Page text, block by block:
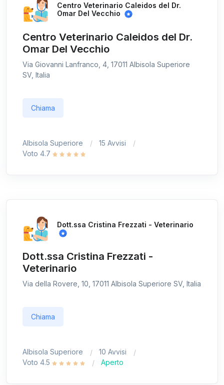
Centro Veterinario Caleidos del Dr.
Omar Del Vecchio
Centro Veterinario Caleidos del Dr.
Omar Del Vecchio
Via Giovanni Lanfranco, 4, 17011 Albisola Superiore
SV, Italia
Chiama
Albisola Superiore
15 Avvisi
Voto 4.7
Dott.ssa Cristina Frezzati - Veterinario
Dott.ssa Cristina Frezzati -
Veterinario
Via della Rovere, 10, 17011 Albisola Superiore SV, Italia
Chiama
Albisola Superiore
10 Avvisi
Voto 4.5
Aperto